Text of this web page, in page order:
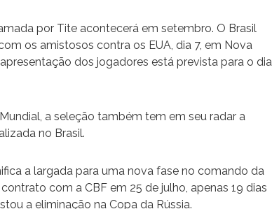
por Tite acontecerá em setembro. O Brasil
os amistosos contra os EUA, dia 7, em Nova
dos jogadores está prevista para o dia
a seleção também tem em seu radar a
no Brasil.
a largada para uma nova fase no comando da
com a CBF em 25 de julho, apenas 19 dias
a eliminação na Copa da Rússia.